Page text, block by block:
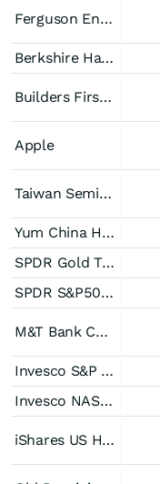
Ferguson Enterprises
Berkshire Hathaway Registered (A)
Builders Firstsource
Apple
Taiwan Semiconductor Manufacturing
Yum China Holdings
SPDR Gold Trust
SPDR S&P500 ETF
M&T Bank Corporation
Invesco S&P 500 Equal Weight ETF
Invesco NASDAQ 100 ETF
iShares US Home Construction ETF